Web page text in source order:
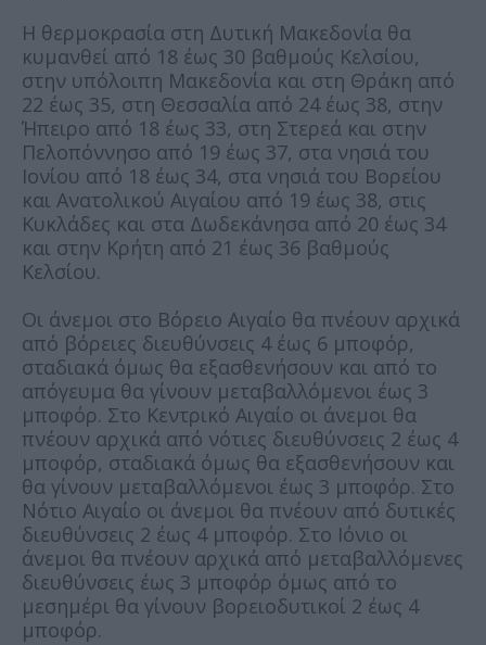
Η θερμοκρασία στη Δυτική Μακεδονία θα
κυμανθεί από 18 έως 30 βαθμούς Κελσίου,
στην υπόλοιπη Μακεδονία και στη Θράκη από
22 έως 35, στη Θεσσαλία από 24 έως 38, στην
Ήπειρο από 18 έως 33, στη Στερεά και στην
Πελοπόννησο από 19 έως 37, στα νησιά του
Ιονίου από 18 έως 34, στα νησιά του Βορείου
και Ανατολικού Αιγαίου από 19 έως 38, στις
Κυκλάδες και στα Δωδεκάνησα από 20 έως 34
και στην Κρήτη από 21 έως 36 βαθμούς
Κελσίου.
Οι άνεμοι στο Βόρειο Αιγαίο θα πνέουν αρχικά
από βόρειες διευθύνσεις 4 έως 6 μποφόρ,
σταδιακά όμως θα εξασθενήσουν και από το
απόγευμα θα γίνουν μεταβαλλόμενοι έως 3
μποφόρ. Στο Κεντρικό Αιγαίο οι άνεμοι θα
πνέουν αρχικά από νότιες διευθύνσεις 2 έως 4
μποφόρ, σταδιακά όμως θα εξασθενήσουν και
θα γίνουν μεταβαλλόμενοι έως 3 μποφόρ. Στο
Νότιο Αιγαίο οι άνεμοι θα πνέουν από δυτικές
διευθύνσεις 2 έως 4 μποφόρ. Στο Ιόνιο οι
άνεμοι θα πνέουν αρχικά από μεταβαλλόμενες
διευθύνσεις έως 3 μποφόρ όμως από το
μεσημέρι θα γίνουν βορειοδυτικοί 2 έως 4
μποφόρ.